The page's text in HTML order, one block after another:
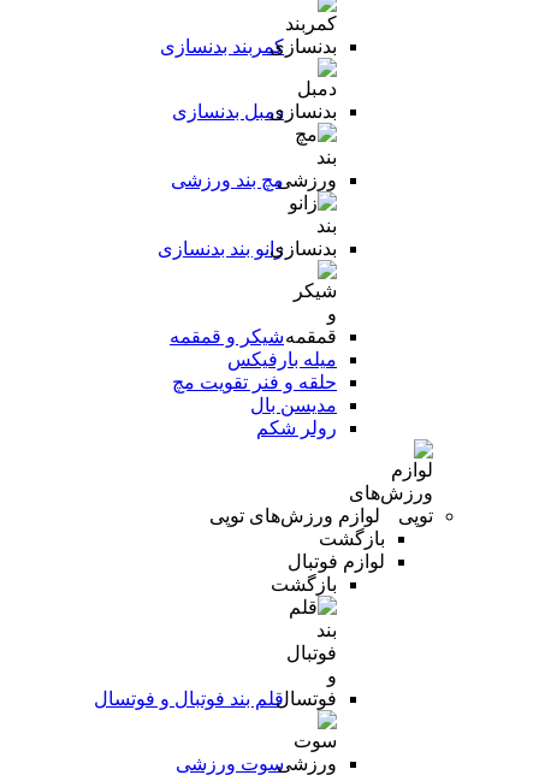
کمربند بدنسازی
دمبل بدنسازی
مچ بند ورزشی
زانو بند بدنسازی
شیکر و قمقمه
میله بارفیکس
حلقه و فنر تقویت مچ
مدیسن بال
رولر شکم
لوازم ورزش‌های توپی
بازگشت
لوازم فوتبال
بازگشت
قلم بند فوتبال و فوتسال
سوت ورزشی